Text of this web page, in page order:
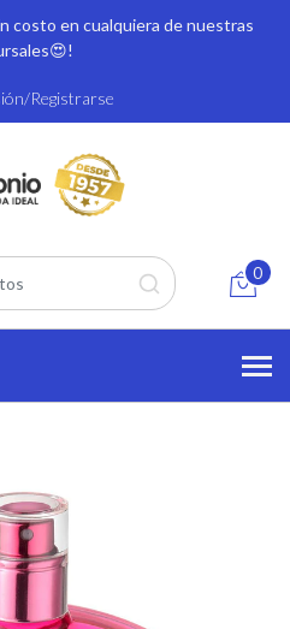
costo en cualquiera de nuestras
😍!
Registrarse
0